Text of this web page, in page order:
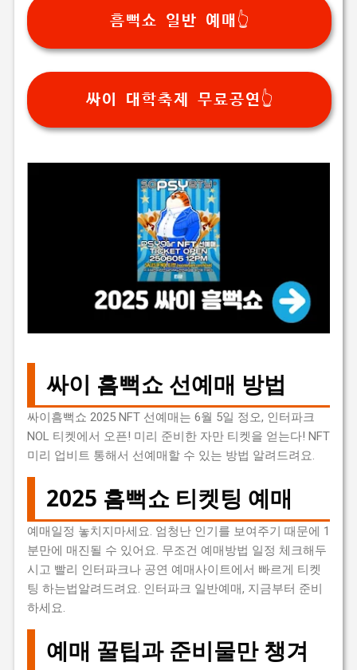
흠뻑쇼 일반 예매👆
싸이 대학축제 무료공연👆
싸이 흠뻑쇼 선예매 방법
싸이흠뻑쇼 2025 NFT 선예매는 6월 5일 정오, 인터파크
NOL 티켓에서 오픈! 미리 준비한 자만 티켓을 얻는다! NFT
미리 업비트 통해서 선예매할 수 있는 방법 알려드려요.
2025 흠뻑쇼 티켓팅 예매
예매일정 놓치지마세요. 엄청난 인기를 보여주기 때문에 1
분만에 매진될 수 있어요. 무조건 예매방법 일정 체크해두
시고 빨리 인터파크나 공연 예매사이트에서 빠르게 티켓
팅 하는법알려드려요. 인터파크 일반예매, 지금부터 준비
하세요.
예매 꿀팁과 준비물만 챙겨